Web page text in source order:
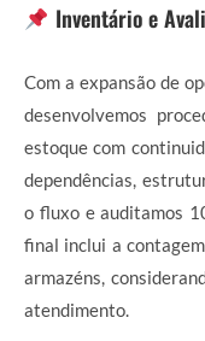
Inventário e
Com a expansão de
desenvolvemos
estoque com
dependências,
o fluxo e auditamos
final inclui a
armazéns,
atendimento.